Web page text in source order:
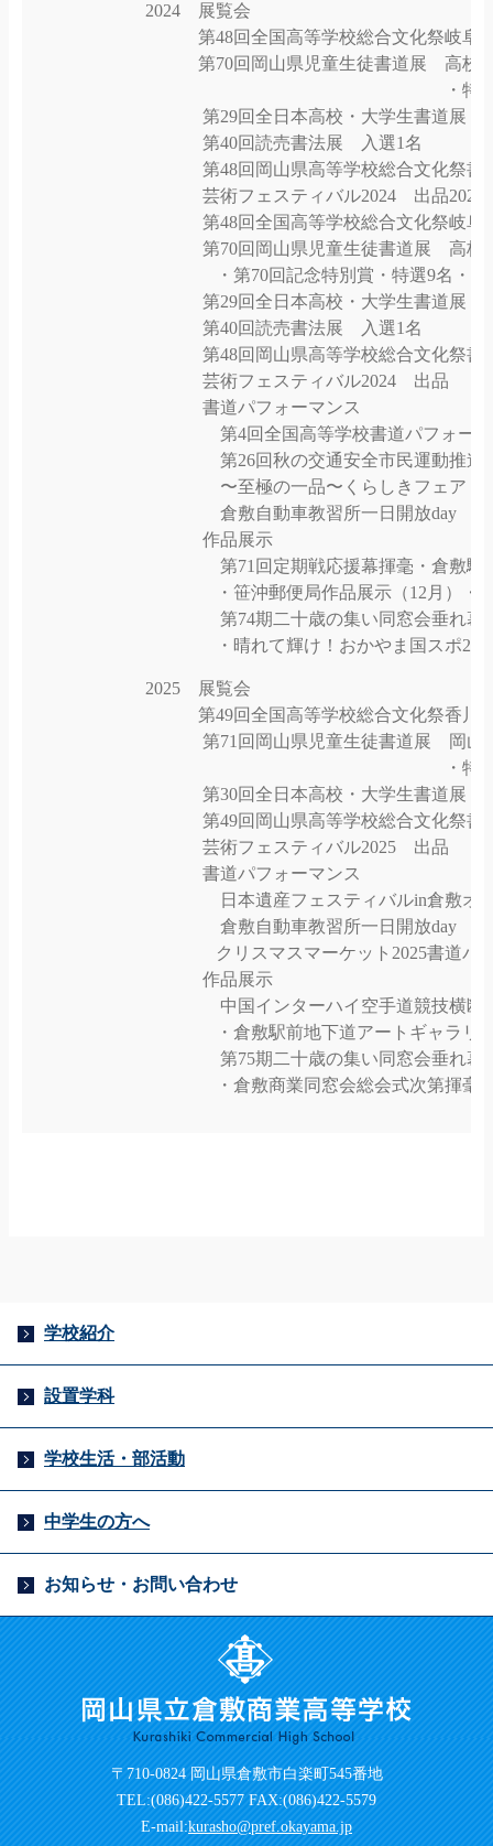
2024 展覧会
第48回全国高等学校総合文化祭岐阜
第70回岡山県児童生徒書道展 高校書
・特選9名・佳
第29回全日本高校・大学生書道展
第40回読売書法展 入選1名
第48回岡山県高等学校総合文化祭書道
芸術フェスティバル2024 出品2024
第48回全国高等学校総合文化祭岐阜
第70回岡山県児童生徒書道展 高校書
・第70回記念特別賞・特選9名・佳
第29回全日本高校・大学生書道展
第40回読売書法展 入選1名
第48回岡山県高等学校総合文化祭書道
芸術フェスティバル2024 出品
書道パフォーマンス
第4回全国高等学校書道パフォーマ
第26回秋の交通安全市民運動推進大
〜至極の一品〜くらしきフェア 書
倉敷自動車教習所一日開放day 書道
作品展示
第71回定期戦応援幕揮毫・倉敷駅前
・笹沖郵便局作品展示（12月）・
第74期二十歳の集い同窓会垂れ幕
・晴れて輝け！おかやま国スポ2025
2025 展覧会
第49回全国高等学校総合文化祭香川
第71回岡山県児童生徒書道展 岡山市
・特選10名・佳
第30回全日本高校・大学生書道展
第49回岡山県高等学校総合文化祭書道
芸術フェスティバル2025 出品
書道パフォーマンス
日本遺産フェスティバルin倉敷オー
倉敷自動車教習所一日開放day 書道
クリスマスマーケット2025書道パフ
作品展示
中国インターハイ空手道競技横断幕
・倉敷駅前地下道アートギャラリー
第75期二十歳の集い同窓会垂れ幕揮
・倉敷商業同窓会総会式次第揮毫
学校紹介
設置学科
学校生活・部活動
中学生の方へ
お知らせ・お問い合わせ
〒710-0824 岡山県倉敷市白楽町545番地
TEL:(086)422-5577 FAX:(086)422-5579
E-mail:kurasho@pref.okayama.jp